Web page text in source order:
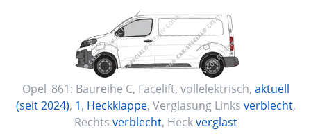
Opel_861: Baureihe C, Facelift, vollelektrisch, aktuell
(seit 2024), 1, Heckklappe, Verglasung Links verblecht,
Rechts verblecht, Heckverglast